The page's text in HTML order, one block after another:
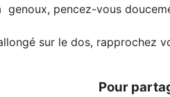
genoux, pencez-vous
sur le dos, rapprochez
Pour